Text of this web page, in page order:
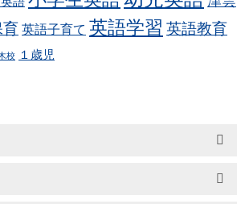
育 英語子育て 英語学習 英語教育
校 １歳児